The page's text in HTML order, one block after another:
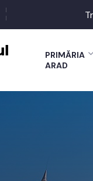
PRIMĂRIA
ARAD